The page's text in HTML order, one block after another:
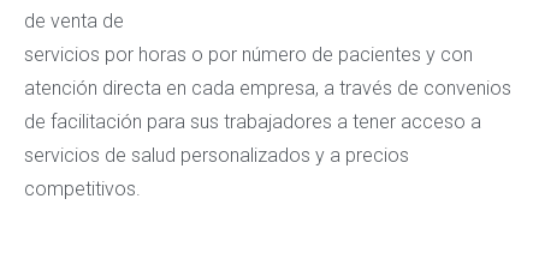
de venta de
servicios por horas o por número de pacientes y con
atención directa en cada empresa, a través de convenios
de facilitación para sus trabajadores a tener acceso a
servicios de salud personalizados y a precios
competitivos.